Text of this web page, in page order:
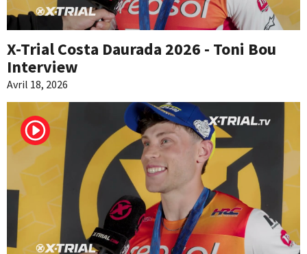
X-Trial Costa Daurada 2026 - Toni Bou
Interview
Avril 18, 2026